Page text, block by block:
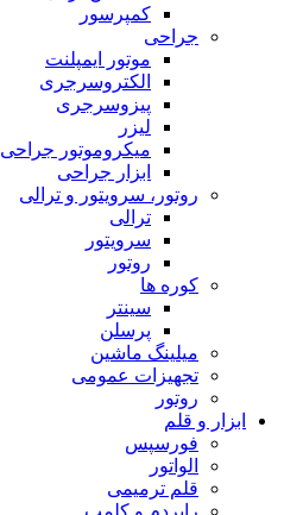
کمپرسور
جراحی
موتور ایمپلنت
الکتروسرجری
پیزوسرجری
لیزر
میکروموتور جراحی
ابزار جراحی
روتور، سرویتور و ترالی
ترالی
سرویتور
روتور
کوره ها
سینتر
پرسلن
میلینگ ماشین
تجهیزات عمومی
روتور
ابزار و قلم
فورسپس
الواتور
قلم ترمیمی